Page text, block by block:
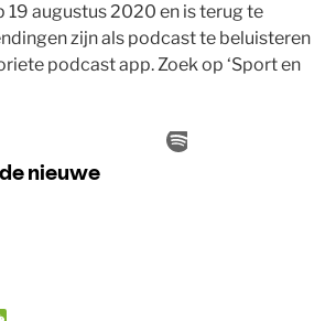
augustus 2020 en is terug te
zijn als podcast te beluisteren
podcast app. Zoek op ‘Sport en